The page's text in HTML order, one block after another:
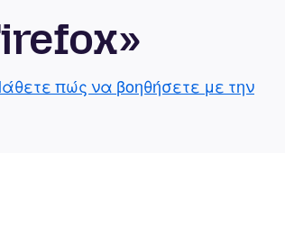
πώς να βοηθήσετε με την